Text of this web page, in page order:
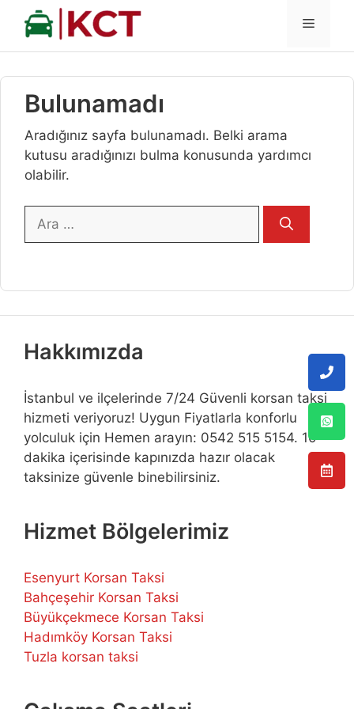
İçeriğe
MENÜ
Bulunamadı
Aradığınız sayfa bulunamadı. Belki arama
kutusu aradığınızı bulma konusunda yardımcı
olabilir.
ara
Hakkımızda
İstanbul ve ilçelerinde 7/24 Güvenli korsan taksi
hizmeti veriyoruz! Uygun Fiyatlarla konforlu
yolculuk için Hemen arayın: 0542 515 5154. 10
dakika içerisinde kapınızda hazır olacak
taksinize güvenle binebilirsiniz.
Hizmet Bölgelerimiz
Esenyurt Korsan Taksi
Bahçeşehir Korsan Taksi
Büyükçekmece Korsan Taksi
Hadımköy Korsan Taksi
Tuzla korsan taksi